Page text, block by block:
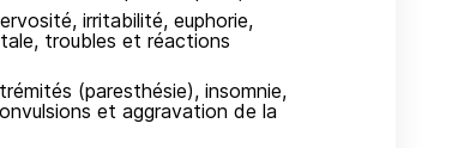
irritabilité, euphorie,
troubles et réactions
(paresthésie), insomnie,
et aggravation de la